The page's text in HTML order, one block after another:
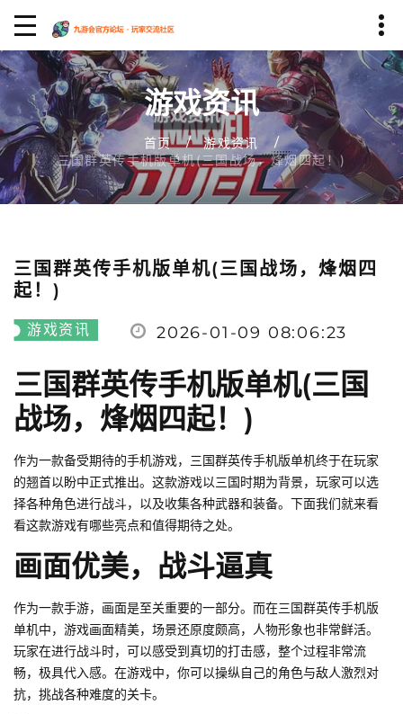
游戏资讯
首页
游戏资讯
三国群英传手机版单机(三国战场，烽烟四起！)
三国群英传手机版单机(三国战场，烽烟四
起！)
游戏资讯 2026-01-09 08:06:23
三国群英传手机版单机(三国
战场，烽烟四起！)
作为一款备受期待的手机游戏，三国群英传手机版单机终于在玩家
的翘首以盼中正式推出。这款游戏以三国时期为背景，玩家可以选
择各种角色进行战斗，以及收集各种武器和装备。下面我们就来看
看这款游戏有哪些亮点和值得期待之处。
画面优美，战斗逼真
作为一款手游，画面是至关重要的一部分。而在三国群英传手机版
单机中，游戏画面精美，场景还原度颇高，人物形象也非常鲜活。
玩家在进行战斗时，可以感受到真切的打击感，整个过程非常流
畅，极具代入感。在游戏中，你可以操纵自己的角色与敌人激烈对
抗，挑战各种难度的关卡。